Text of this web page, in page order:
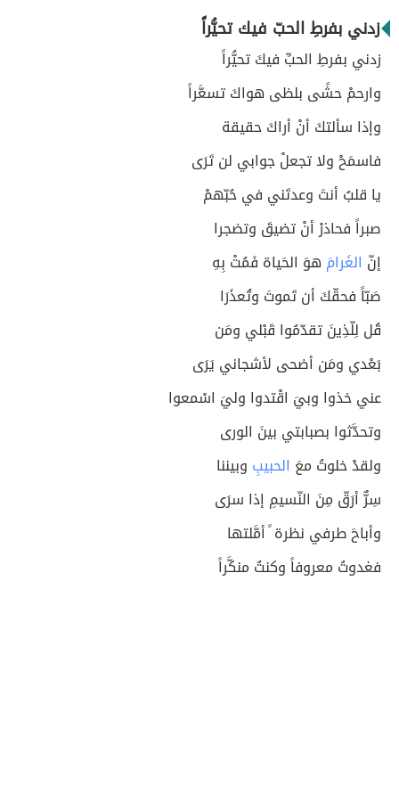
زدني بفرطِ الحبّ فيك تحيُّراً
زدني بفرطِ الحبِّ فيكَ تحيُّراً
وارحمْ حشًى بلظى هواكَ تسعَّراً
وإذا سألتكَ أنْ أراكَ حقيقة
فاسمَحْ ولا تجعلْ جوابي لن تَرَى
يا قلبُ أنتَ وعدتَني في حُبّهمْ
صبراً فحاذرْ أنْ تضيقَ وتضجرا
إنّ الغَرامَ هوَ الحَياة فَمُتْ بِهِ
صَبّاً فحقّكَ أن تَموتَ وتُعذَرَا
قُل لِلّذِينَ تقدّمُوا قَبْلي ومَن
بَعْدي ومَن أضحى لأشجاني يَرَى
عني خذوا وبيَ اقْتدوا وليَ اسْمعوا
وتحدَّثوا بصبابتي بينَ الورى
ولقدْ خلوتُ معَ الحبيبِ وبيننا
سِرٌّ أرَقّ مِنَ النّسيمِ إذا سرَى
وأباحَ طرفي نظرة ً أمَّلتها
فغدوتُ معروفاً وكنتُ منكَّراً